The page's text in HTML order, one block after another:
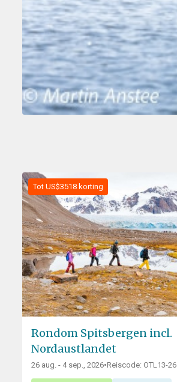
Tot US$3518 korting
Rondom Spitsbergen incl.
Nordaustlandet
26 aug. - 4 sep., 2026•Reiscode: OTL13-26